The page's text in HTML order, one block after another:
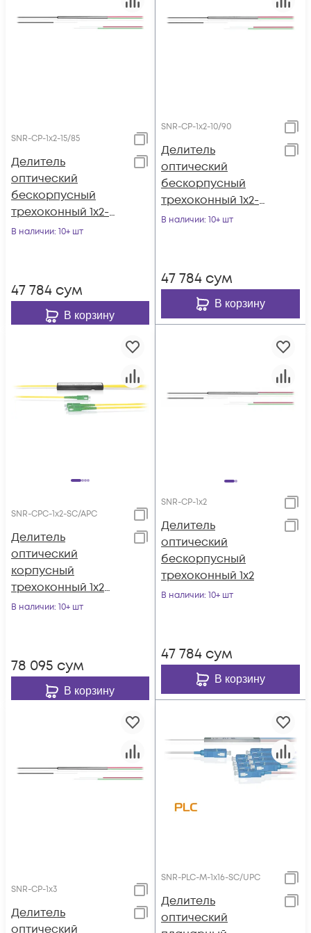
SNR-CP-1x2-15/85
Делитель
оптический
бескорпусный
трехоконный 1х2-
15/85
В наличии: 10+ шт
47 784 сум
В корзину
SNR-CP-1x2-10/90
Делитель
оптический
бескорпусный
трехоконный 1х2-
10/90
В наличии: 10+ шт
47 784 сум
В корзину
SNR-CPC-1x2-SC/APC
Делитель
оптический
корпусный
трехоконный 1х2
SC/APC
В наличии: 10+ шт
78 095 сум
В корзину
SNR-CP-1x2
Делитель
оптический
бескорпусный
трехоконный 1х2
В наличии: 10+ шт
47 784 сум
В корзину
SNR-CP-1x3
Делитель
оптический
SNR-PLC-M-1x16-SC/UPC
Делитель
оптический